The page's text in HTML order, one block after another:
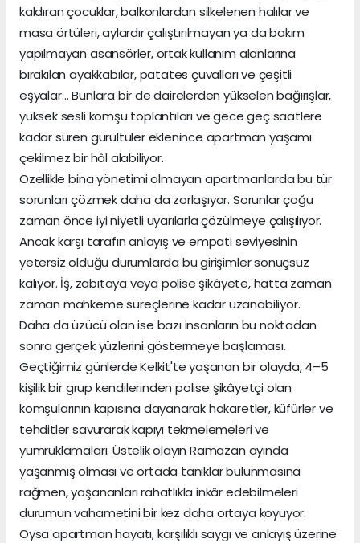
kaldıran çocuklar, balkonlardan silkelenen halılar ve
masa örtüleri, aylardır çalıştırılmayan ya da bakım
yapılmayan asansörler, ortak kullanım alanlarına
bırakılan ayakkabılar, patates çuvalları ve çeşitli
eşyalar… Bunlara bir de dairelerden yükselen bağırışlar,
yüksek sesli komşu toplantıları ve gece geç saatlere
kadar süren gürültüler eklenince apartman yaşamı
çekilmez bir hâl alabiliyor.
Özellikle bina yönetimi olmayan apartmanlarda bu tür
sorunları çözmek daha da zorlaşıyor. Sorunlar çoğu
zaman önce iyi niyetli uyarılarla çözülmeye çalışılıyor.
Ancak karşı tarafın anlayış ve empati seviyesinin
yetersiz olduğu durumlarda bu girişimler sonuçsuz
kalıyor. İş, zabıtaya veya polise şikâyete, hatta zaman
zaman mahkeme süreçlerine kadar uzanabiliyor.
Daha da üzücü olan ise bazı insanların bu noktadan
sonra gerçek yüzlerini göstermeye başlaması.
Geçtiğimiz günlerde Kelkit'te yaşanan bir olayda, 4–5
kişilik bir grup kendilerinden polise şikâyetçi olan
komşularının kapısına dayanarak hakaretler, küfürler ve
tehditler savurarak kapıyı tekmelemeleri ve
yumruklamaları. Üstelik olayın Ramazan ayında
yaşanmış olması ve ortada tanıklar bulunmasına
rağmen, yaşananları rahatlıkla inkâr edebilmeleri
durumun vahametini bir kez daha ortaya koyuyor.
Oysa apartman hayatı, karşılıklı saygı ve anlayış üzerine